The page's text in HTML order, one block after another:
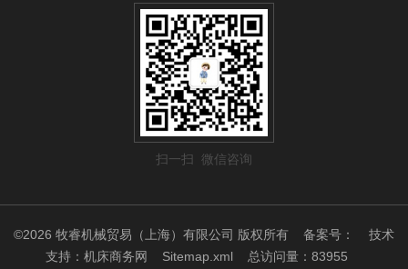
扫一扫 微信咨询
©2026 牧睿机械贸易（上海）有限公司 版权所有 备案号：
技术
支持： 机床商务网 Sitemap.xml 总访问量：83955